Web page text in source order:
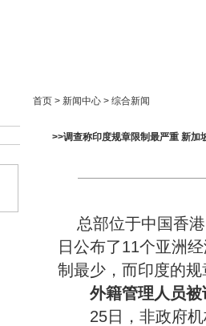
首页 > 新闻中心 > 综合新闻
>>调查称印度规章限制最严重 新加
总部位于中国香港
日公布了11个亚洲
制最少，而印度的
外籍管理人员被
25日，非政府机构